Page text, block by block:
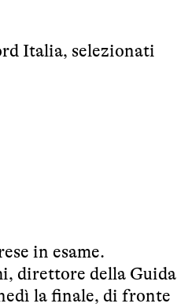
Italia, selezionati
in esame.
, direttore della Guida
la finale, di fronte